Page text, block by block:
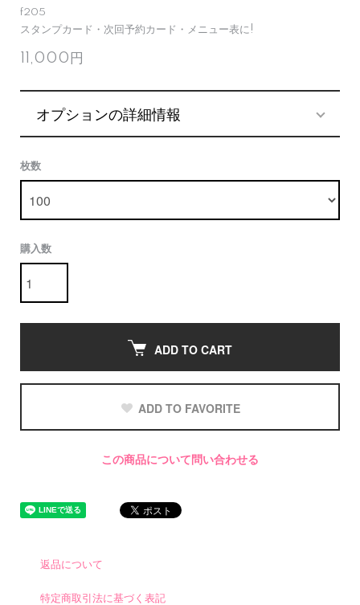
f205
スタンプカード・次回予約カード・メニュー表に!
11,000円
オプションの詳細情報
枚数
購入数
ADD TO CART
ADD TO FAVORITE
この商品について問い合わせる
返品について
特定商取引法に基づく表記